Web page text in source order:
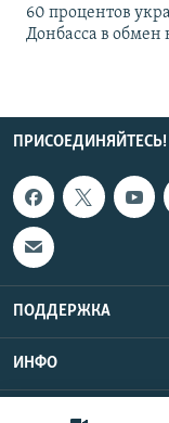
60 процентов
Донбасса в обмен
ПРИСОЕДИНЯЙТЕСЬ!
ПОДДЕРЖКА
ИНФО